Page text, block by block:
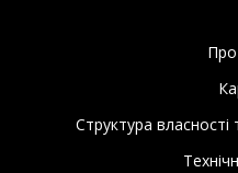
Структура